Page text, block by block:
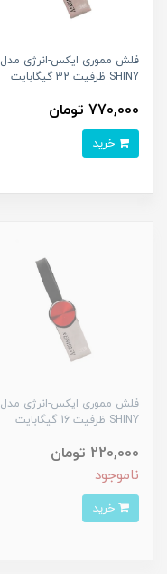
فلش مموری ایکس-انرژی مدل
SHINY ظرفیت 32 گیگابایت
770,000 تومان
فلش مموری ایکس-انرژی مدل
SHINY ظرفیت 16 گیگابایت
220,000 تومان
ناموجود